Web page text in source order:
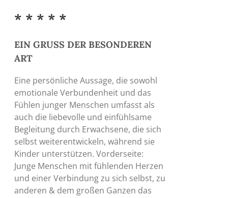
* * * * *
EIN GRUSS DER BESONDEREN
ART
Eine persönliche Aussage, die sowohl
emotionale Verbundenheit und das
Fühlen junger Menschen umfasst als
auch die liebevolle und einfühlsame
Begleitung durch Erwachsene, die sich
selbst weiterentwickeln, während sie
Kinder unterstützen. Vorderseite:
Junge Menschen mit fühlenden Herzen
und einer Verbindung zu sich selbst, zu
anderen & dem großen Ganzen das